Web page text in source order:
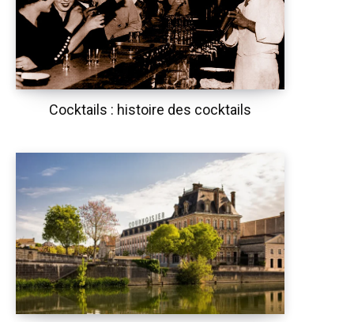
Cocktails : histoire des cocktails